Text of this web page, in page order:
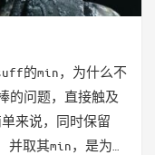
的min，为什么不
问题，直接触及
来说，同时保留
取其min，是为了